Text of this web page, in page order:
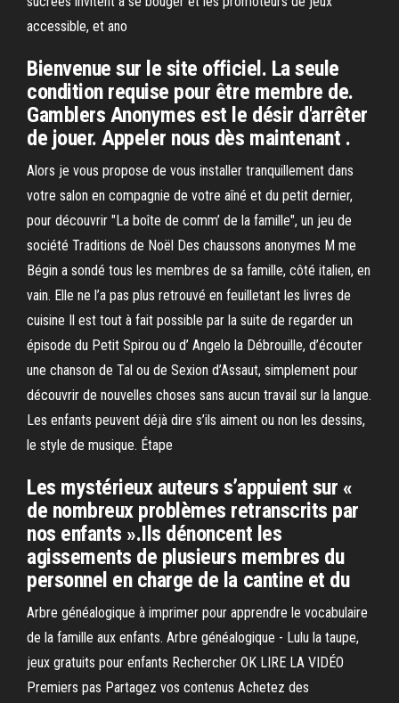
accessible, et ano
Bienvenue sur le site officiel. La seule
condition requise pour être membre de.
Gamblers Anonymes est le désir d'arrêter
de jouer. Appeler nous dès maintenant .
Alors je vous propose de vous installer tranquillement dans
votre salon en compagnie de votre aîné et du petit dernier,
pour découvrir "La boîte de comm’ de la famille", un jeu de
société Traditions de Noël Des chaussons anonymes M me
Bégin a sondé tous les membres de sa famille, côté italien, en
vain. Elle ne l’a pas plus retrouvé en feuilletant les livres de
cuisine Il est tout à fait possible par la suite de regarder un
épisode du Petit Spirou ou d’ Angelo la Débrouille, d’écouter
une chanson de Tal ou de Sexion d’Assaut, simplement pour
découvrir de nouvelles choses sans aucun travail sur la langue.
Les enfants peuvent déjà dire s’ils aiment ou non les dessins,
le style de musique. Étape
Les mystérieux auteurs s’appuient sur «
de nombreux problèmes retranscrits par
nos enfants ».Ils dénoncent les
agissements de plusieurs membres du
personnel en charge de la cantine et du
Arbre généalogique à imprimer pour apprendre le vocabulaire
de la famille aux enfants. Arbre généalogique - Lulu la taupe,
jeux gratuits pour enfants Rechercher OK LIRE LA VIDÉO
Premiers pas Partagez vos contenus Achetez des